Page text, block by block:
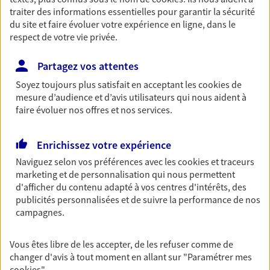
Retraite
Préparez sereinement ce nouveau chapitre de
votre vie avec les conseils d'un expert. Découvrez
notre solution PER (Plan Epargne Retraite)
spécialement conçue pour la retraite.
Santé
votre famille avec la complémentaire santé qui
vous ressemble.
Prévoyance
Pour un avenir serein, assurez-vous avec notre
contrat prévoyance. Préservez vos proches en cas
garanties incapacité temporaire totale de travail,
invalidité ou de décès.
traiter des informations essentielles pour garantir la sécurité
du site et faire évoluer votre expérience en ligne, dans le
respect de votre vie privée.
Partagez vos attentes
Soyez toujours plus satisfait en acceptant lescookiesde
mesure d’audience et d’avis utilisateurs qui nous aident à
faire évoluer nos offres et nos services.
Enrichissez votre expérience
Naviguez selon vos préférences avec lescookies et traceurs
marketing et de personnalisation qui nous permettent
d'afficher du contenu adapté à vos centres d'intérêts, des
publicités personnalisées et de suivre la performance de nos
campagnes.
Vous êtes libre de les accepter, de les refuser comme de
changer d'avis à tout moment en allant sur "Paramétrer mes